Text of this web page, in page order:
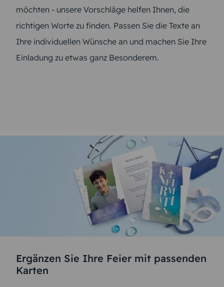
möchten - unsere Vorschläge helfen Ihnen, die
richtigen Worte zu finden. Passen Sie die Texte an
Ihre individuellen Wünsche an und machen Sie Ihre
Einladung zu etwas ganz Besonderem.
Ergänzen Sie Ihre Feier mit passenden
Karten